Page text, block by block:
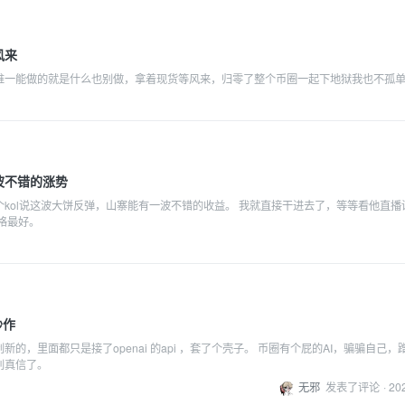
来
能做的就是什么也别做，拿着现货等风来，归零了整个币圈一起下地狱我也不孤单
错的涨势
kol说这波大饼反弹，山寨能有一波不错的收益。 我就直接干进去了，等等看他直播
好。
新的，里面都只是接了openai 的api ，套了个壳子。 币圈有个屁的AI，骗骗自己，
信了。
无邪 发表了评论 ·